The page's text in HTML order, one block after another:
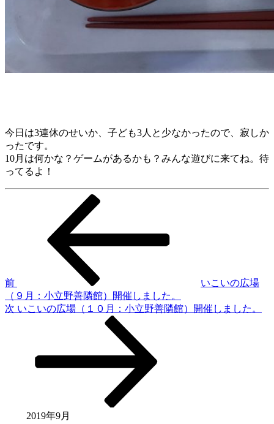
今日は3連休のせいか、子ども3人と少なかったので、寂しか
ったです。
10月は何かな？ゲームがあるかも？みんな遊びに来てね。待
ってるよ！
ゲ
ー
前
いこいの広場
（９月：小立野善隣館）開催しました。
次
次 いこいの広場（１０月：小立野善隣館）開催しました。
2019年9月